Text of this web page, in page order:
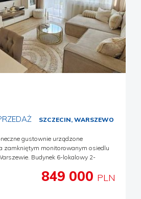
ASARI CRM (asaricrm.com)
SZCZECIN, WARSZEWO
gustownie urządzone
zamkniętym monitorowanym osiedlu
Budynek 6-lokalowy 2-
tuż przy budynku. Do dyspozycji
849 000 PLN